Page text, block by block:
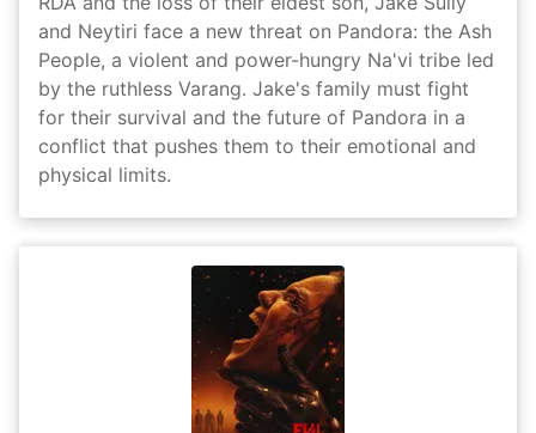
and Neytiri face a new threat on Pandora: the Ash
People, a violent and power-hungry Na'vi tribe led
by the ruthless Varang. Jake's family must fight
for their survival and the future of Pandora in a
conflict that pushes them to their emotional and
physical limits.